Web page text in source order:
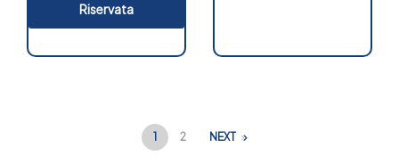
Riservata
1 2 NEXT